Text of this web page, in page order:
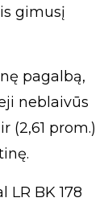
gimusį
pagalbą,
neblaivūs
(2,61 prom.)
BK 178